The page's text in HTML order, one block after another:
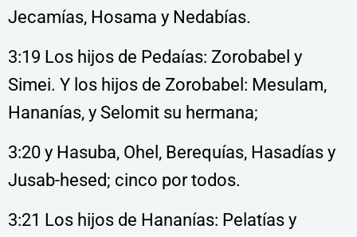
Jecamías, Hosama y Nedabías.
3:19 Los hijos de Pedaías: Zorobabel y
Simei. Y los hijos de Zorobabel: Mesulam,
Hananías, y Selomit su hermana;
3:20 y Hasuba, Ohel, Berequías, Hasadías y
Jusab-hesed; cinco por todos.
3:21 Los hijos de Hananías: Pelatías y